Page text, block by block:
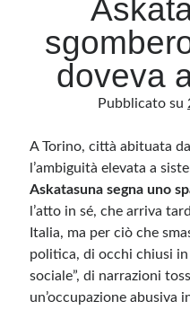
Archivio
Archivi
Categorie
Categorie
Questo blog non rappresenta una
senza alcuna periodicità. Non può
sensi della legge n· 62 del 7.03.2001.
pubblicato dai lettori nei commenti ai
ritenuti offensivi o lesivi dell’immagine
doveva
Pubblicato su
A Torino, città abituata
l’ambiguità elevata a
Askatasuna segna uno
l’atto in sé, che arriva
Italia, ma per ciò che
politica, di occhi chiusi
sociale”, di narrazioni
un’occupazione abusiva